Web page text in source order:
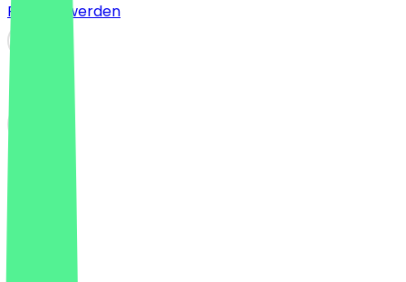
Partner werden